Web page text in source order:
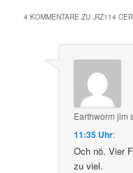
4 KOMMENTARE ZU „ RZ114
Earthworm jim
11:35 Uhr:
Och nö. Vier
zu viel.